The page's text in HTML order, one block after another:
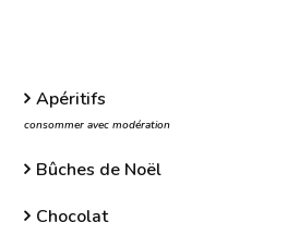
Apéritifs
consommer avec modération
Bûches de Noël
Chocolat